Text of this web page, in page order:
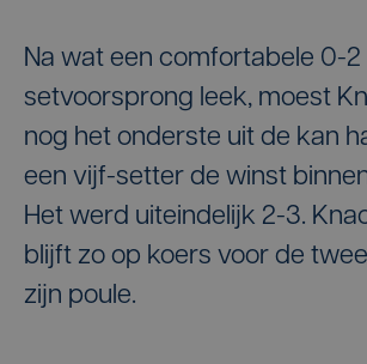
Na wat een comfortabele 0-2
setvoorsprong leek, moest
nog het onderste uit de kan
een vijf-setter de winst
Het werd uiteindelijk 2-3.
blijft zo op koers voor de
zijn poule.